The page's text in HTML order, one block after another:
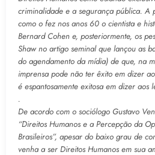
criminalidade e a segurança pública. A
como o fez nos anos 60 o cientista e
Bernard Cohen e, posteriormente, os
Shaw no artigo seminal que lançou as
do agendamento da mídia) de que, na
imprensa pode não ter êxito em dizer
é espantosamente exitosa em dizer aos
.
De acordo com o sociólogo Gustavo
“Direitos Humanos e a Percepção da
Brasileiros”, apesar do baixo grau de
venha a ser Direitos Humanos em sua